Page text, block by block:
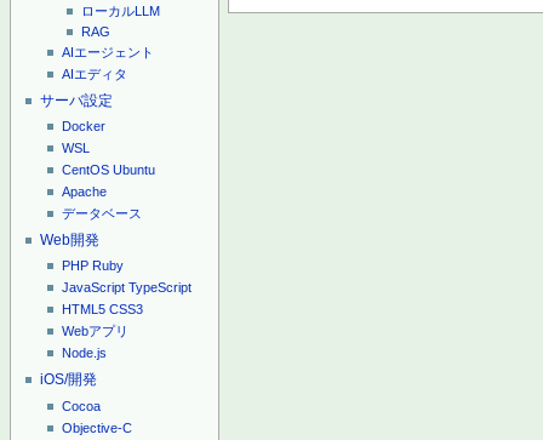
ローカルLLM
RAG
AIエージェント
AIエディタ
サーバ設定
Docker
WSL
CentOS Ubuntu
Apache
データベース
Web開発
PHP Ruby
JavaScript TypeScript
HTML5 CSS3
Webアプリ
Node.js
iOS/開発
Cocoa
Objective-C